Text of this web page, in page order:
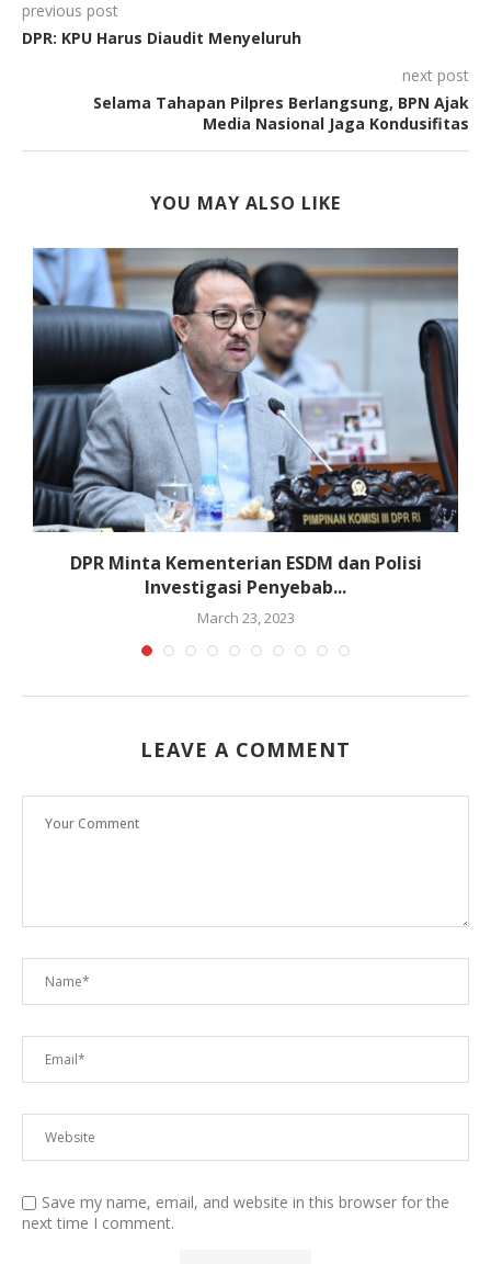
previous post
DPR: KPU Harus Diaudit Menyeluruh
next post
Selama Tahapan Pilpres Berlangsung, BPN Ajak
Media Nasional Jaga Kondusifitas
YOU MAY ALSO LIKE
DPR Minta Kementerian ESDM dan Polisi
Investigasi Penyebab...
March 23, 2023
LEAVE A COMMENT
Save my name, email, and website in this browser for the
next time I comment.